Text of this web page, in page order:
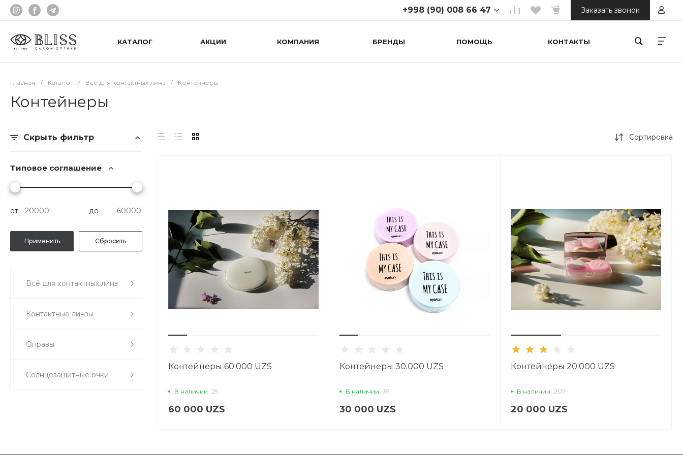
+998 (90) 008 66 47
+998 (90) 008 66 47
Заказать звонок
КАТАЛОГ АКЦИИ КОМПАНИЯ БРЕНДЫ ПОМОЩЬ КОНТАКТЫ
Главная / Каталог / Всё для контактных линз / Контейнеры
Контейнеры
Скрыть фильтр
Типовое соглашение
от до
Всё для контактных линз
Контактные линзы
Оправы
Солнцезащитные очки
Сортировка
Контейнеры 60.000 UZS
В наличии 29
60 000 UZS
Контейнеры 30.000 UZS
В наличии 391
30 000 UZS
Контейнеры 20.000 UZS
В наличии 207
20 000 UZS